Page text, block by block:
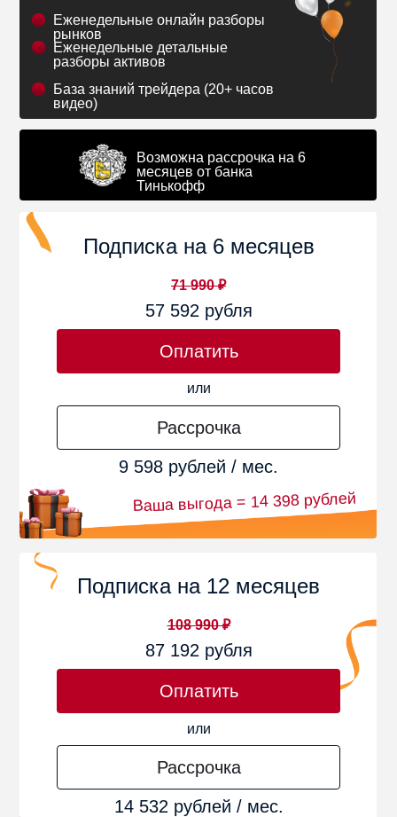
Еженедельные онлайн разборы
рынков
Еженедельные детальные
разборы активов
База знаний трейдера (20+ часов
видео)
Возможна рассрочка на 6
месяцев от банка
Тинькофф
Подписка на 6 месяцев
Оплатить
71 990 ₽
или
9 598 рублей / мес.
57 592 рубля
Подписка на 12 месяцев
Оплатить
108 990 ₽
или
14 532 рублей / мес.
87 192 рубля
Рассрочка
Рассрочка
Ваша выгода = 14 398 рублей